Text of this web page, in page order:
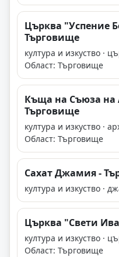
Църква "Успение
Търговище
култура и изкуство ·
Област: Търговище
Къща на Съюза на
Търговище
култура и изкуство ·
Област: Търговище
Сахат Джамия -
култура и изкуство ·
Църква "Свети
култура и изкуство ·
Област: Търговище